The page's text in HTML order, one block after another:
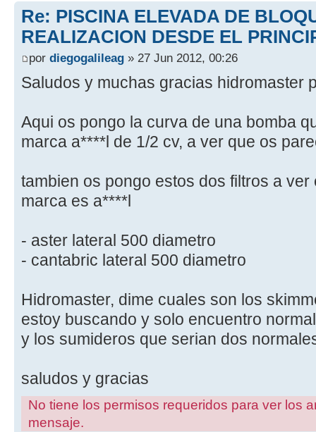
Re: PISCINA ELEVADA DE
REALIZACION DESDE EL
por diegogalileag » 27 Jun 2012, 00:26
Saludos y muchas gracias hidromaster
Aqui os pongo la curva de una bomba
marca a****l de 1/2 cv, a ver que os
tambien os pongo estos dos filtros a
marca es a****l
- aster lateral 500 diametro
- cantabric lateral 500 diametro
Hidromaster, dime cuales son los
estoy buscando y solo encuentro
y los sumideros que serian dos
saludos y gracias
No tiene los permisos requeridos para ver los
mensaje.